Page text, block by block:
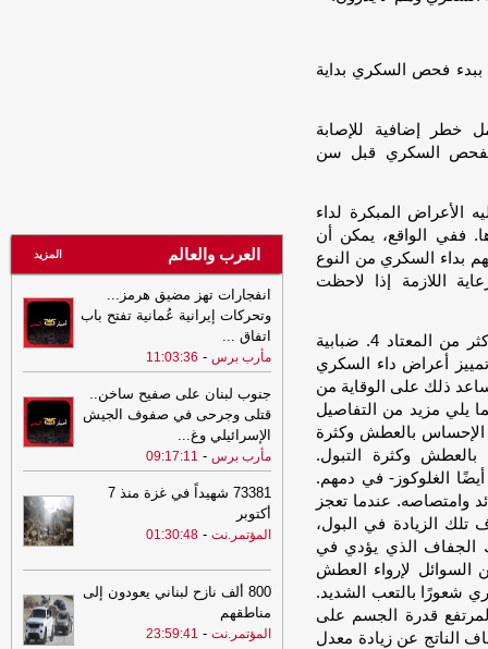
ببدء فحص السكري بداية
خطر إضافية للإصابة
بفحص السكري قبل سن
المبكرة لداء
ففي الواقع، يمكن أن
بداء السكري من النوع
اللازمة إذا لاحظت
1. العطش الشديد. 2. كثرة التبول 3. الشعور بالتعب أكثر من المعتاد 4. ضبابية
تمييز أعراض داء السكري
ذلك على الوقاية من
يلي مزيد من التفاصيل
الإحساس بالعطش وكثرة
وكثرة التبول.
الغلوكوز- في دمهم.
وامتصاصه. عندما تعجز
تلك الزيادة في البول،
الجفاف الذي يؤدي في
السوائل لإرواء العطش
شعورًا بالتعب الشديد.
قدرة الجسم على
الناتج عن زيادة معدل
أسابيع مدعوما بتراجع الدولار-السهوة يمن
13:22
أسابيع مدعوما بتراجع الدولار
12:46
مليشيا الحوثي الإرهابية تقصف
مخيمات للنازحين في الجوف بصواريخ
باليستية-السهوة يمن
12:46
مليشيا الحوثي الإرهابية تقصف
مخيمات للنازحين في الجوف بصواريخ
باليستية-الصهوة يمن
12:26
التكتل الوطني: استعادة الدولة
المدخل الحقيقي لإنهاء النفوذ الإيراني
وصون أمن الملاحة
12:26
التكتل الوطني: استعادة الدولة
وصون أمن الملاحة
الصهوة يمن
12:01
قوات الجيش تسقط طائرة
مسيرة تابعة لمليشيا الحوثي في أجواء
العرب والعالم المزيد
انفجارات تهز مضيق هرمز...
وتحركات إيرانية عُمانية تفتح باب
اتفاق ...
مأرب برس -
11:03:36
جنوب لبنان على صفيح ساخن..
قتلى وجرحى في صفوف الجيش
الإسرائيلي وغ...
مأرب برس -
09:17:11
73381 شهيداً في غزة منذ 7
أكتوبر
المؤتمر.نت -
01:30:48
800 ألف نازح لبناني يعودون إلى
مناطقهم
المؤتمر.نت -
23:59:41